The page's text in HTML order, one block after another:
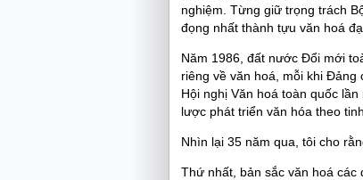
nghiệm. Từng giữ trọng trách
đọng nhất thành tựu văn hoá
Năm 1986, đất nước Đổi mới
riêng về văn hoá, mỗi khi Đảng
Hội nghị Văn hoá toàn quốc
lược phát triển văn hóa theo
Nhìn lại 35 năm qua, tôi cho
Thứ nhất, bản sắc văn hoá